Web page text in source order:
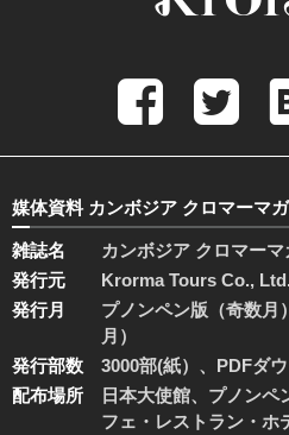
媒体資料 カンボジア クロマーマ
雑誌名
カンボジア クロマー
発行元
Krorma Tours Co.,
発行月
プノンペン版（奇数月
月）
発行部数
3000部(紙）、PDFダ
配布場所
日本大使館、プノンペ
フェ・レストラン・ホ